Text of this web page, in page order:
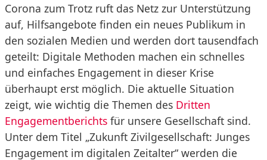
Corona zum Trotz ruft das Netz zur Unterstützung
auf, Hilfsangebote finden ein neues Publikum in
den sozialen Medien und werden dort tausendfach
geteilt: Digitale Methoden machen ein schnelles
und einfaches Engagement in dieser Krise
überhaupt erst möglich. Die aktuelle Situation
zeigt, wie wichtig die Themen des Dritten
Engagementberichts für unsere Gesellschaft sind.
Unter dem Titel „Zukunft Zivilgesellschaft: Junges
Engagement im digitalen Zeitalter“ werden die